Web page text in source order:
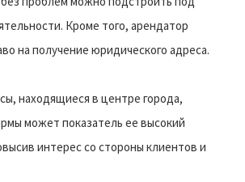
Кроме того, арендатор
на получение юридического адреса.
находящиеся в центре города,
может показатель ее высокий
интерес со стороны клиентов и